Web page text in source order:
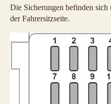
Die Sicherungen befinden sich
der Fahrersitzseite.